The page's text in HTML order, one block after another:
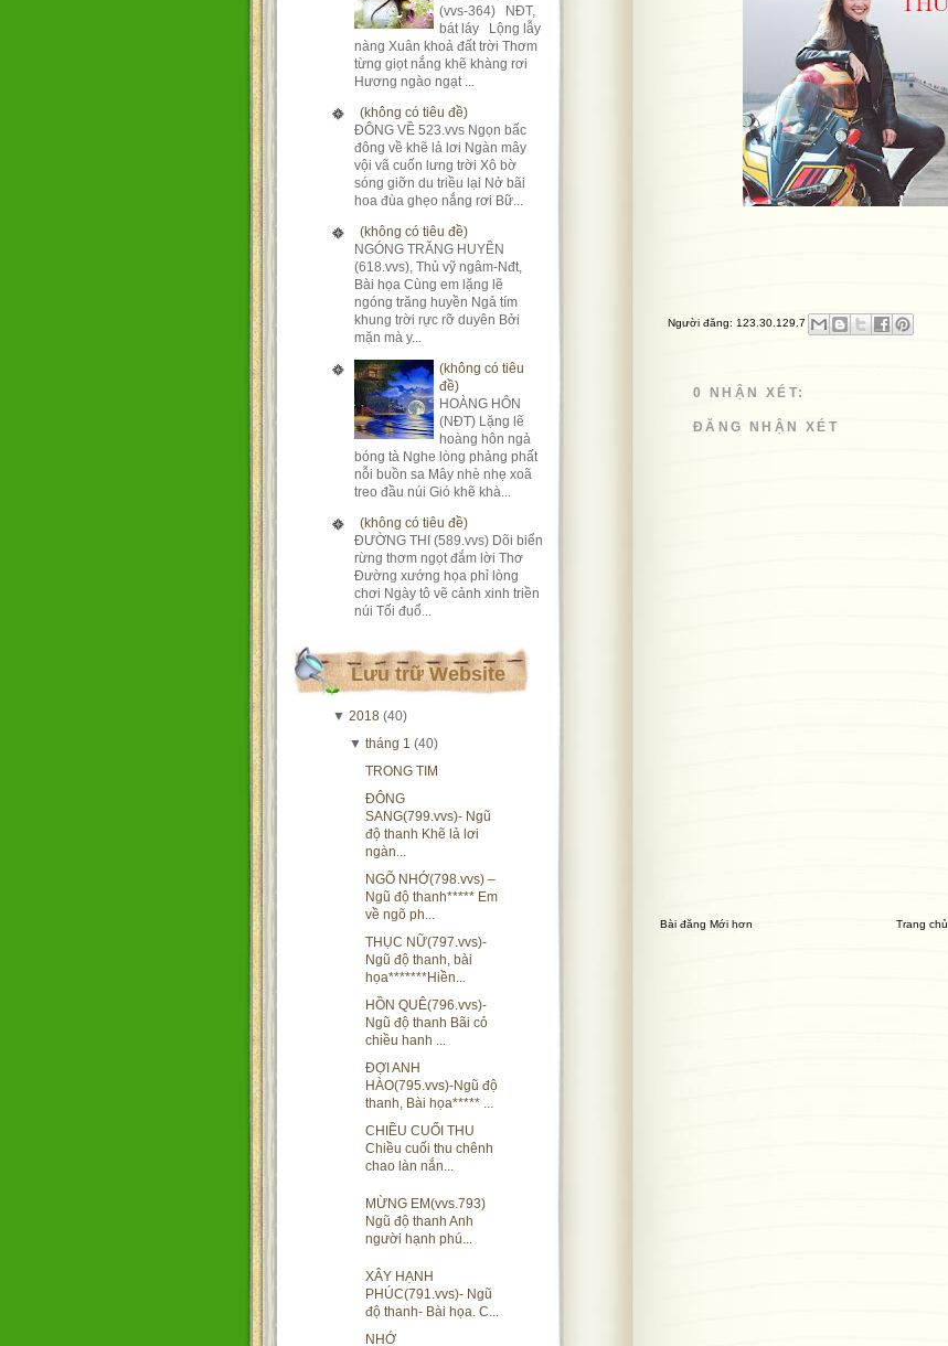
(vvs-364) NĐT,
bát láy Lộng lẫy
nàng Xuân khoả đất trời Thơm
từng giọt nắng khẽ khàng rơi
Hương ngào ngạt ...
(không có tiêu đề)
ĐÔNG VỀ 523.vvs Ngọn bấc
đông về khẽ lả lơi Ngàn mây
vội vã cuốn lưng trời Xô bờ
sóng giỡn du triều lại Nở bãi
hoa đùa ghẹo nắng rơi Bữ...
(không có tiêu đề)
NGÓNG TRĂNG HUYỀN
(618.vvs), Thủ vỹ ngâm-Nđt,
Bài họa Cùng em lặng lẽ
ngóng trăng huyền Ngả tím
khung trời rực rỡ duyên Bởi
mặn mà y...
(không có tiêu
đề)
HOÀNG HÔN
(NĐT) Lặng lẽ
hoàng hôn ngả
bóng tà Nghe lòng phảng phất
nỗi buồn sa Mây nhè nhẹ xoã
treo đầu núi Gió khẽ khà...
(không có tiêu đề)
ĐƯỜNG THI (589.vvs) Dõi biển
rừng thơm ngọt đắm lời Thơ
Đường xướng họa phỉ lòng
chơi Ngày tô vẽ cảnh xinh triền
núi Tối đuổ...
Lưu trữ Website
▼ 2018 (40)
▼ tháng 1 (40)
TRONG TIM
ĐÔNG
SANG(799.vvs)- Ngũ
độ thanh Khẽ lả lơi
ngàn...
NGÕ NHỚ(798.vvs) –
Ngũ độ thanh***** Em
về ngõ ph...
THỤC NỮ(797.vvs)-
Ngũ độ thanh, bài
họa*******Hiền...
HỒN QUÊ(796.vvs)-
Ngũ độ thanh Bãi cỏ
chiều hanh ...
ĐỢI ANH
HÀO(795.vvs)-Ngũ độ
thanh, Bài họa***** ...
CHIỀU CUỐI THU
Chiều cuối thu chênh
chao làn nắn...
MỪNG EM(vvs.793)
Ngũ độ thanh Anh
người hạnh phú...
XÂY HẠNH
PHÚC(791.vvs)- Ngũ
độ thanh- Bài họa. C...
NHỚ
Người đăng: 123.30.129.7
0 NHẬN XÉT:
ĐĂNG NHẬN XÉT
Bài đăng Mới hơn Trang chủ